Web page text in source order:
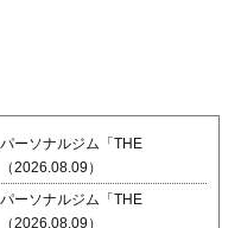
ーソナルジム「THE
2026.08.09）
ーソナルジム「THE
2026.08.09）